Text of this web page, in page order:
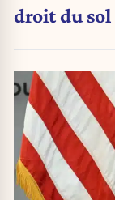
droit du sol